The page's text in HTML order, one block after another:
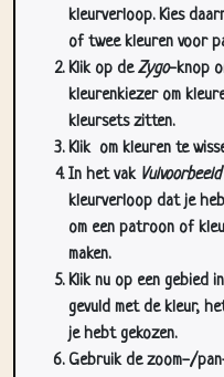
kleurverloop. Kies
of twee kleuren voor
Klik op deZygo-knop
kleurenkiezer om
kleursets zitten.
Klik om kleuren te
In het vak Vulvoorbeeld
kleurverloop dat je
om een patroon of
maken.
Klik nu op een gebied
gevuld met de kleur,
je hebt gekozen.
Gebruik de zoom-/